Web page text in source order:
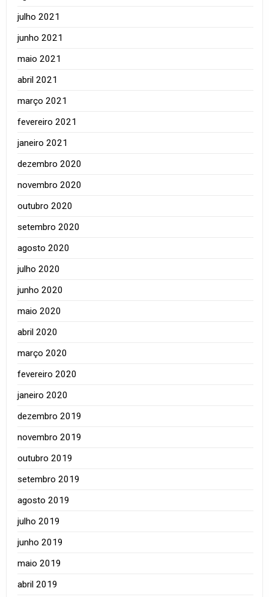
julho 2021
junho 2021
maio 2021
abril 2021
março 2021
fevereiro 2021
janeiro 2021
dezembro 2020
novembro 2020
outubro 2020
setembro 2020
agosto 2020
julho 2020
junho 2020
maio 2020
abril 2020
março 2020
fevereiro 2020
janeiro 2020
dezembro 2019
novembro 2019
outubro 2019
setembro 2019
agosto 2019
julho 2019
junho 2019
maio 2019
abril 2019